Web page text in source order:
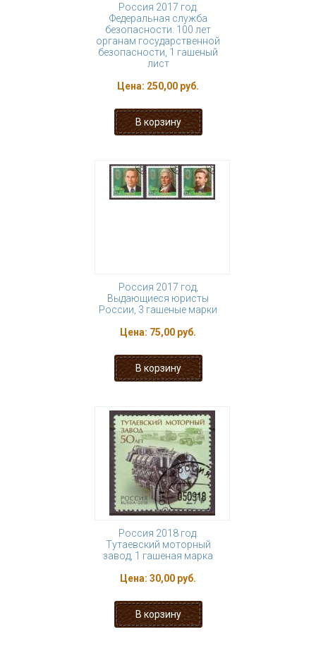
Россия 2017 год.
Федеральная служба
безопасности. 100 лет
органам государственной
безопасности, 1 гашеный
лист
Цена: 250,00 руб.
Россия 2017 год,
Выдающиеся юристы
России, 3 гашеные марки
Цена: 75,00 руб.
Россия 2018 год.
Тутаевский моторный
завод, 1 гашеная марка
Цена: 30,00 руб.